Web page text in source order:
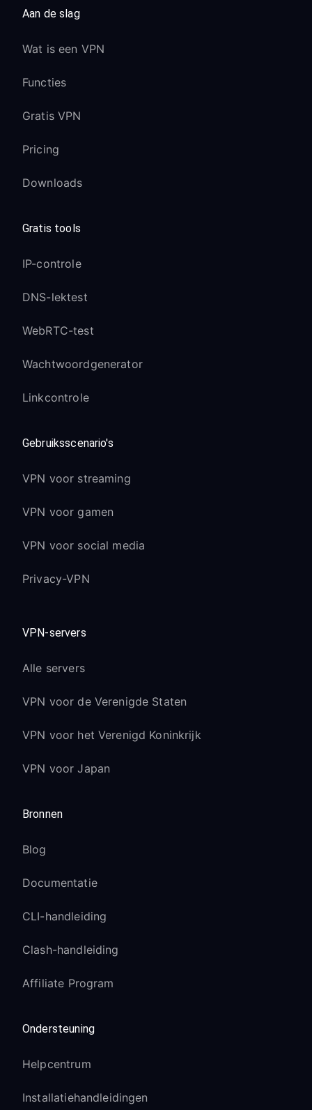
Aan de slag
Wat is een VPN
Functies
Gratis VPN
Pricing
Downloads
Gratis tools
IP-controle
DNS-lektest
WebRTC-test
Wachtwoordgenerator
Linkcontrole
Gebruiksscenario's
VPN voor streaming
VPN voor gamen
VPN voor social media
Privacy-VPN
VPN-servers
Alle servers
VPN voor de Verenigde Staten
VPN voor het Verenigd Koninkrijk
VPN voor Japan
Bronnen
Blog
Documentatie
CLI-handleiding
Clash-handleiding
Affiliate Program
Ondersteuning
Helpcentrum
Installatiehandleidingen